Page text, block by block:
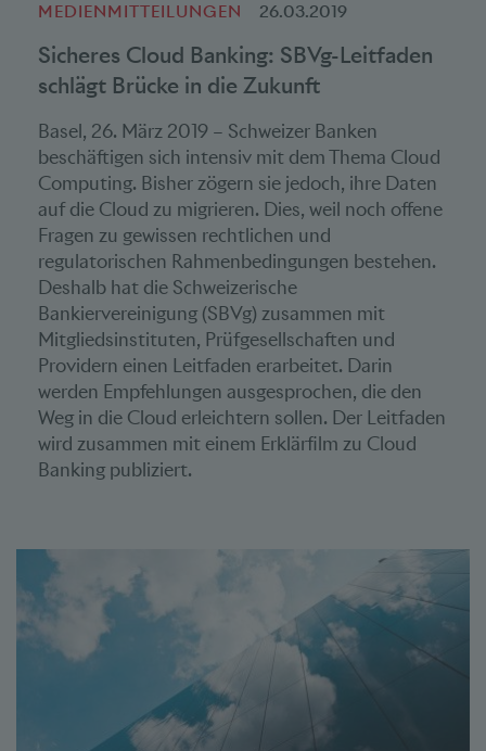
MEDIENMITTEILUNGEN 26.03.2019
Sicheres Cloud Banking: SBVg-Leitfaden
schlägt Brücke in die Zukunft
Basel, 26. März 2019 – Schweizer Banken
beschäftigen sich intensiv mit dem Thema Cloud
Computing. Bisher zögern sie jedoch, ihre Daten
auf die Cloud zu migrieren. Dies, weil noch offene
Fragen zu gewissen rechtlichen und
regulatorischen Rahmenbedingungen bestehen.
Deshalb hat die Schweizerische
Bankiervereinigung (SBVg) zusammen mit
Mitgliedsinstituten, Prüfgesellschaften und
Providern einen Leitfaden erarbeitet. Darin
werden Empfehlungen ausgesprochen, die den
Weg in die Cloud erleichtern sollen. Der Leitfaden
wird zusammen mit einem Erklärfilm zu Cloud
Banking publiziert.